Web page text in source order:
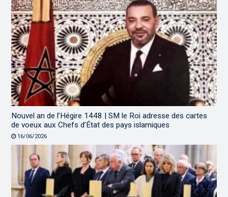
Nouvel an de l’Hégire 1448 | SM le Roi adresse des cartes
de voeux aux Chefs d’État des pays islamiques
16/06/2026